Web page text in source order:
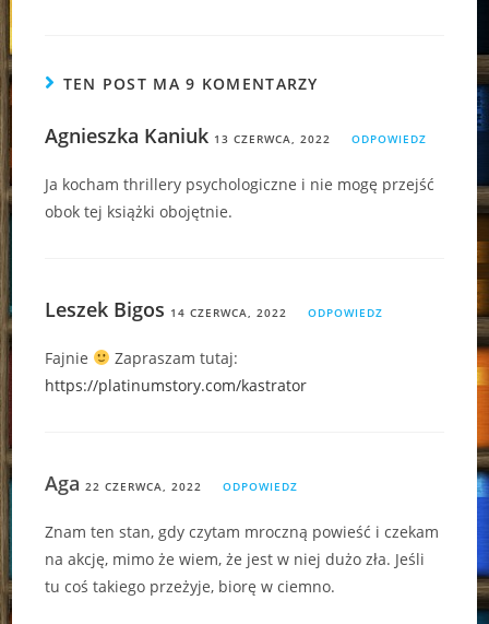
TEN POST MA 9 KOMENTARZY
Agnieszka Kaniuk 13 CZERWCA, 2022 ODPOWIEDZ
Ja kocham thrillery psychologiczne i nie mogę przejść
obok tej książki obojętnie.
Leszek Bigos 14 CZERWCA, 2022 ODPOWIEDZ
Fajnie
Zapraszam tutaj:
https://platinumstory.com/kastrator
Aga22 CZERWCA, 2022 ODPOWIEDZ
Znam ten stan, gdy czytam mroczną powieść i czekam
na akcję, mimo że wiem, że jest w niej dużo zła. Jeśli
tu coś takiego przeżyje, biorę w ciemno.